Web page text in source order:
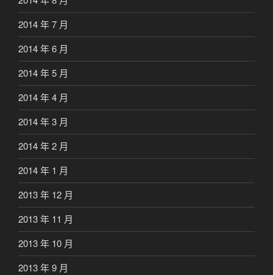
2014 年 7 月
2014 年 6 月
2014 年 5 月
2014 年 4 月
2014 年 3 月
2014 年 2 月
2014 年 1 月
2013 年 12 月
2013 年 11 月
2013 年 10 月
2013 年 9 月